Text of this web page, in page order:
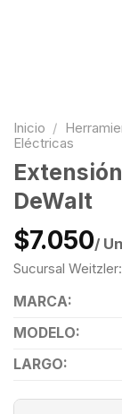
Inicio /
Eléctricas
DeWalt
$7.050/
Sucursal
MARCA:
MODELO:
LARGO: